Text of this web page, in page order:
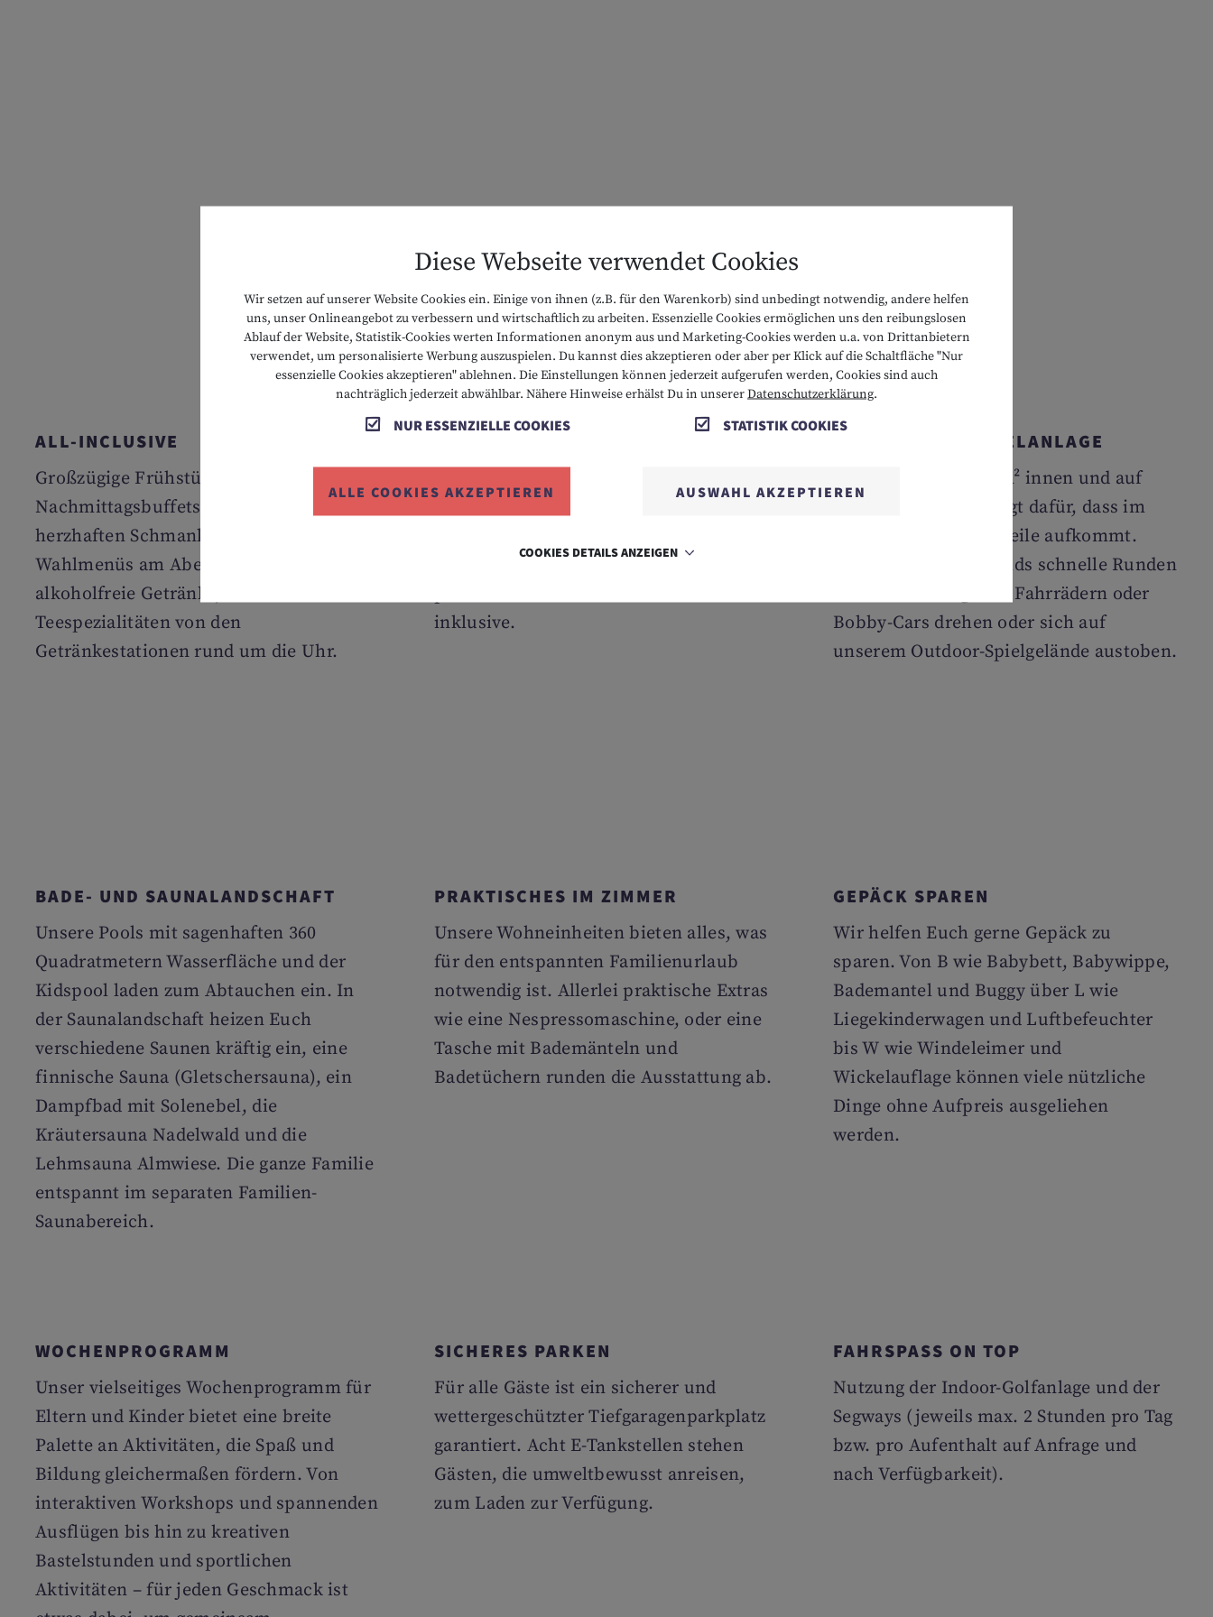
Unsere Inklusivleistungen
ALL-INCLUSIVE
Großzügige Frühstücks-, Mittags- und
Nachmittagsbuffets mit süßen und
herzhaften Schmankerln, 5-Gang-
Wahlmenüs am Abend sowie
alkoholfreie Getränke, Kaffee- und
Teespezialitäten von den
Getränkestationen rund um die Uhr.
Woche, von 08:30 bis 21:00 Uhr durch 25
inklusive.
NUTZUNG DER SPIELANLAGE
Spielspaß auf 2.000 m² innen und auf
5.000 m² draußen sorgt dafür, dass im
Urlaub keine Langeweile aufkommt.
Ganz gleich, ob die Kids schnelle Runden
mit den hoteleigenen Fahrrädern oder
Bobby-Cars drehen oder sich auf
unserem Outdoor-Spielgelände austoben.
BADE- UND SAUNALANDSCHAFT
Unsere Pools mit sagenhaften 360
Quadratmetern Wasserfläche und der
Kidspool laden zum Abtauchen ein. In
der Saunalandschaft heizen Euch
verschiedene Saunen kräftig ein, eine
finnische Sauna (Gletschersauna), ein
Dampfbad mit Solenebel, die
Kräutersauna Nadelwald und die
Lehmsauna Almwiese. Die ganze Familie
entspannt im separaten Familien-
Saunabereich.
PRAKTISCHES IM ZIMMER
Unsere Wohneinheiten bieten alles, was
für den entspannten Familienurlaub
notwendig ist. Allerlei praktische Extras
wie eine Nespressomaschine, oder eine
Tasche mit Bademänteln und
Badetüchern runden die Ausstattung ab.
GEPÄCK SPAREN
Wir helfen Euch gerne Gepäck zu
sparen. Von B wie Babybett, Babywippe,
Bademantel und Buggy über L wie
Liegekinderwagen und Luftbefeuchter
bis W wie Windeleimer und
Wickelauflage können viele nützliche
Dinge ohne Aufpreis ausgeliehen
werden.
WOCHENPROGRAMM
Unser vielseitiges Wochenprogramm für
Eltern und Kinder bietet eine breite
Palette an Aktivitäten, die Spaß und
Bildung gleichermaßen fördern. Von
interaktiven Workshops und spannenden
Ausflügen bis hin zu kreativen
Bastelstunden und sportlichen
Aktivitäten – für jeden Geschmack ist
SICHERES PARKEN
Für alle Gäste ist ein sicherer und
wettergeschützter Tiefgaragenparkplatz
garantiert. Acht E-Tankstellen stehen
Gästen, die umweltbewusst anreisen,
zum Laden zur Verfügung.
FAHRSPASS ON TOP
Nutzung der Indoor-Golfanlage und der
Segways (jeweils max. 2 Stunden pro Tag
bzw. pro Aufenthalt auf Anfrage und
nach Verfügbarkeit).
Diese Webseite verwendet Cookies
Wir setzen auf unserer Website Cookies ein. Einige von ihnen (z.B. für den Warenkorb) sind unbedingt notwendig, andere helfen
uns, unser Onlineangebot zu verbessern und wirtschaftlich zu arbeiten. Essenzielle Cookies ermöglichen uns den reibungslosen
Ablauf der Website, Statistik-Cookies werten Informationen anonym aus und Marketing-Cookies werden u.a. von Drittanbietern
verwendet, um personalisierte Werbung auszuspielen. Du kannst dies akzeptieren oder aber per Klick auf die Schaltfläche "Nur
essenzielle Cookies akzeptieren" ablehnen. Die Einstellungen können jederzeit aufgerufen werden, Cookies sind auch
nachträglich jederzeit abwählbar. Nähere Hinweise erhälst Du in unsererDatenschutzerklärung.
NUR ESSENZIELLE COOKIES STATISTIK COOKIES
ALLE COOKIES AKZEPTIEREN AUSWAHL AKZEPTIEREN
COOKIES DETAILS ANZEIGEN